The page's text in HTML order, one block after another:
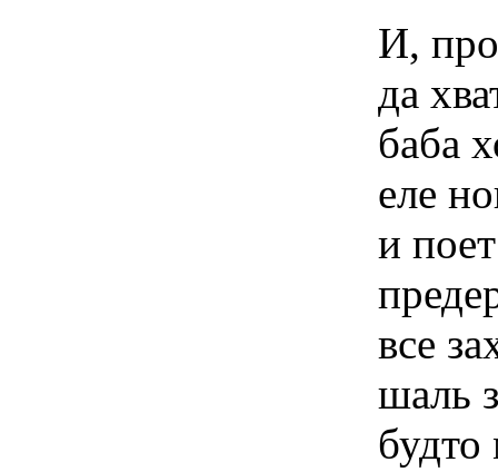
И,
да
баба
еле
и
все
шаль
будто